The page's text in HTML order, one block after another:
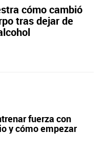
cómo cambió
tras dejar de
fuerza con
y cómo empezar